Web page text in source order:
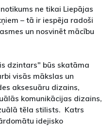
ne tikai Liepājas
– tā ir iespēja radoši
un nosvinēt mācību
dzintars" būs skatāma
visās mākslas un
aksesuāru dizains,
komunikācijas dizains,
tēla stilists. Katrs
idejisko